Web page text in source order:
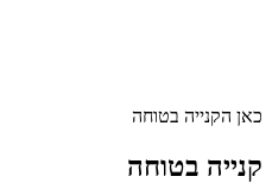
כאן הקנייה בטוחה
קנייה בטוחה